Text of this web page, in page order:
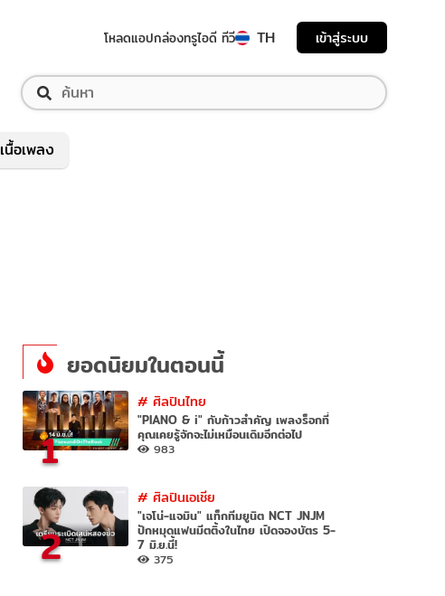
โหลดแอปกล่องทรูไอดี ทีวี TH เข้าสู่ระบบ
เนื้อเพลง
ยอดนิยมในตอนนี้
1
# ศิลปินไทย
"PIANO & i" กับก้าวสำคัญ เพลงร็อกที่
คุณเคยรู้จักจะไม่เหมือนเดิมอีกต่อไป
983
2
# ศิลปินเอเชีย
"เจโน่-แจมิน" แท็กทีมยูนิต NCT JNJM
ปักหมุดแฟนมีตติ้งในไทย เปิดจองบัตร 5-
7 มิ.ย.นี้!
375